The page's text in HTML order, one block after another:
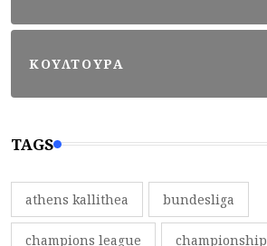
ΚΟΥΛΤΟΥΡΑ
TAGS
athens kallithea bundesliga
champions league championship